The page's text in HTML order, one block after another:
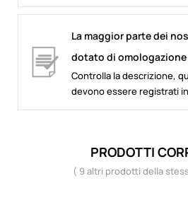
La maggior parte dei
dotato di
Controlla la descrizione,
devono essere registrati
PRODOTTI
( 9 altri prodotti della